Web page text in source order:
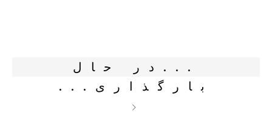
.
.
. در حال
بارگذاری .
.
.